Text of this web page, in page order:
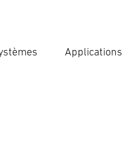
Applications